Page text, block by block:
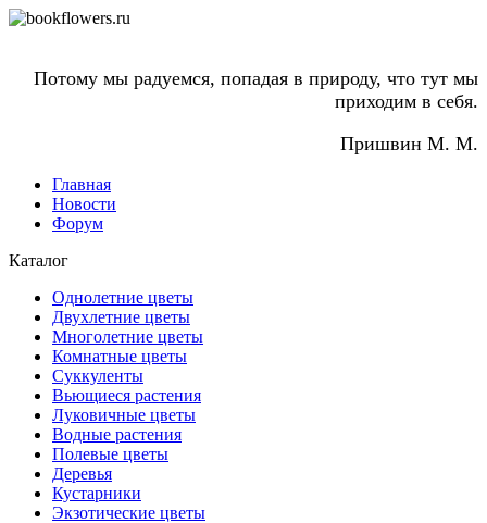
Потому мы радуемся, попадая в природу, что тут мы
приходим в себя.
Пришвин М. М.
Главная
Новости
Форум
Каталог
Однолетние цветы
Двухлетние цветы
Многолетние цветы
Комнатные цветы
Суккуленты
Вьющиеся растения
Луковичные цветы
Водные растения
Полевые цветы
Деревья
Кустарники
Экзотические цветы